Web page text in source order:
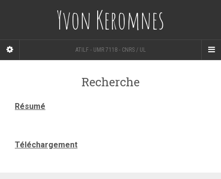
Yvon Keromnes
ATILF - UMR 7118 - CNRS / UL
Recherche
Résumé
Téléchargement